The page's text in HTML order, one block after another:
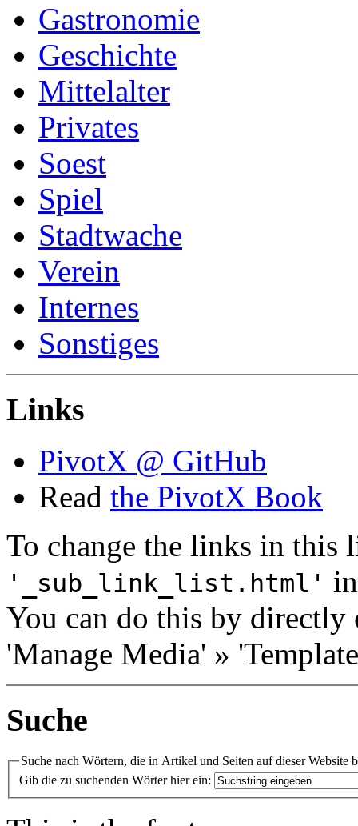
Gastronomie
Geschichte
Mittelalter
Privates
Soest
Spiel
Stadtwache
Verein
Internes
Sonstiges
Links
PivotX @ GitHub
Read the PivotX Book
To change the links in this
'_sub_link_list.html'
You can do this by
'Manage Media' »
Suche
Suche nach Wörtern, die in Artikel und Seiten auf dieser Website
Gib die zu suchenden Wörter hier ein: